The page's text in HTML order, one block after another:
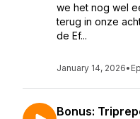
we het nog wel
terug in onze
de Ef...
January 14, 2026•
Bonus: